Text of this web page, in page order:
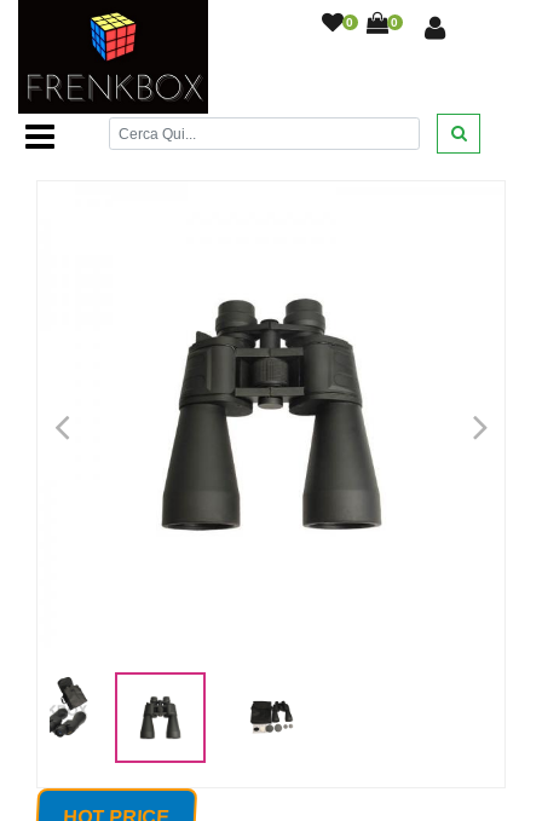
0 0
Home Page /Sport e tempo libero
Alta Risoluzione 20-180 x100 per Viaggio Sport Caccia
< >
HOT PRICE